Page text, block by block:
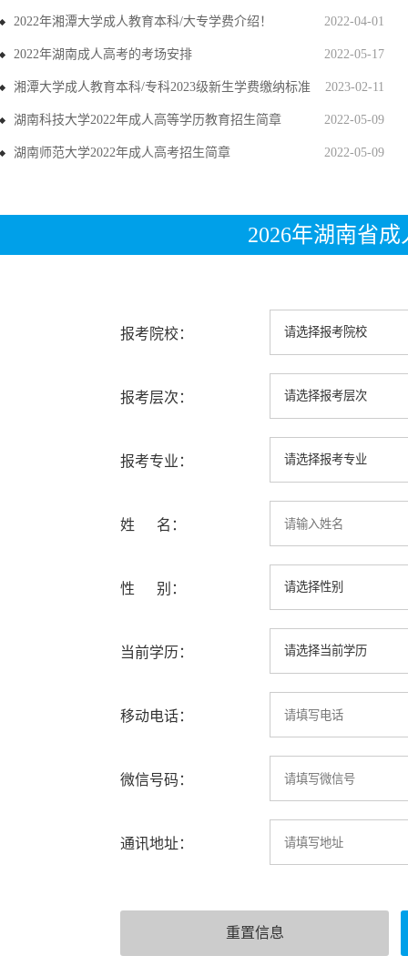
2022-04-01
2022年湘潭大学成人教育本科/大专学费介绍！
2022-05-17
2022年湖南成人高考的考场安排
2023-02-11
湘潭大学成人教育本科/专科2023级新生学费缴纳标准
2022-05-09
湖南科技大学2022年成人高等学历教育招生简章
2022-05-09
湖南师范大学2022年成人高考招生简章
2026年湖南省
报考院校：
报考层次：
报考专业：
姓 名：
性 别：
当前学历：
移动电话：
微信号码：
通讯地址：